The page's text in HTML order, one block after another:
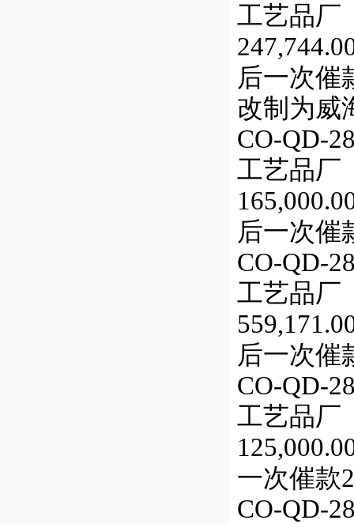
工艺品厂
后一次
改制为威
CO-QD-
工艺品厂
后一次催
CO-QD-
工艺品厂
后一次催
CO-QD-
工艺品厂
一次催款
CO-QD-